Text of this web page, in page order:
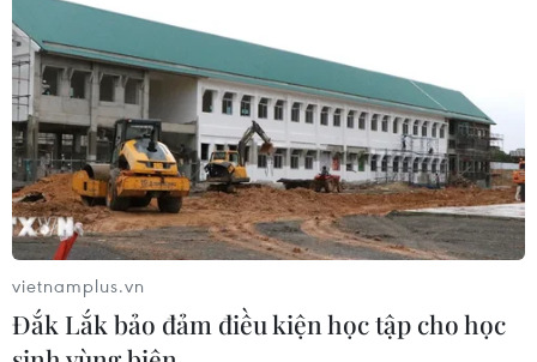
vietnamplus.vn
Đắk Lắk bảo đảm điều kiện học tập cho học